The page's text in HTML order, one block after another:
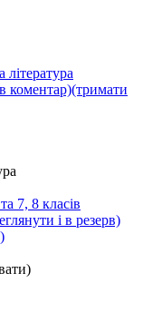
коментар)(тримати
7, 8 класів
і в резерв)